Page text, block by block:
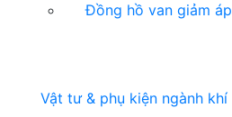
Đồng hồ van giảm áp
Vật tư & phụ kiện ngành khí